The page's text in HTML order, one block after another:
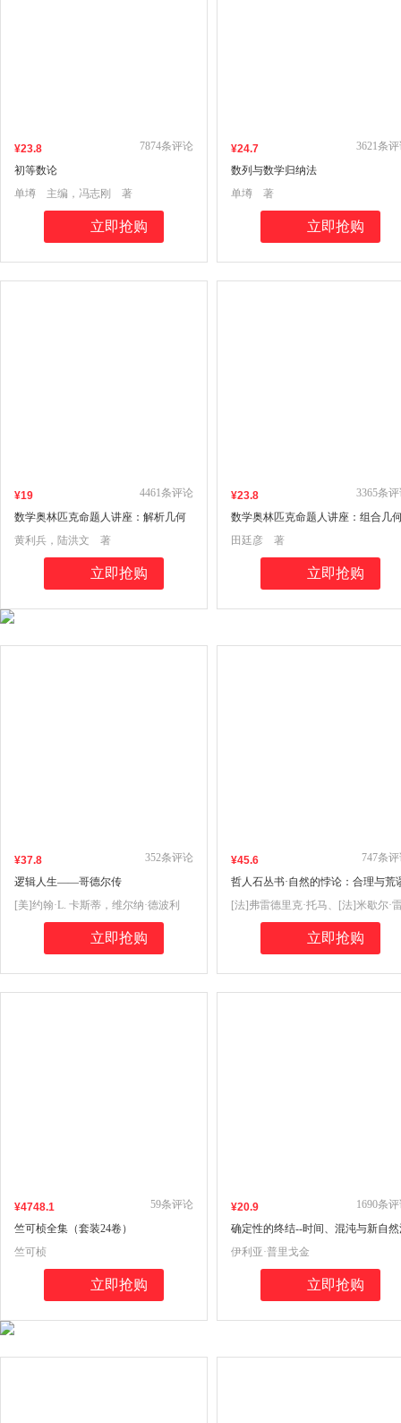
¥23.8
初等数论
7874条评论
单墫 主编，冯志刚 著
立即抢购
¥24.7
数列与数学归纳法
3621条
单墫 著
立即抢购
¥19
数学奥林匹克命题人讲座：解析几何
4461条评论
黄利兵，陆洪文 著
立即抢购
¥23.8
数学奥林匹克命题人讲座：组合几
3365条
田廷彦 著
立即抢购
¥37.8
逻辑人生——哥德尔传
352条评论
[美]约翰·L. 卡斯蒂，维尔纳·德波利
著，刘晓力，叶闯 译
立即抢购
¥45.6
哲人石丛书·自然的悖论：合理与荒
并存的进化之路
747条
[法]弗雷德里克·托马、[法]米歇尔·
蒙 著，杨冉 译
立即抢购
¥4748.1
竺可桢全集（套装24卷）
59条评论
竺可桢
立即抢购
¥20.9
确定性的终结--时间、混沌与新自
则(开放人文)
1690条
伊利亚·普里戈金
立即抢购